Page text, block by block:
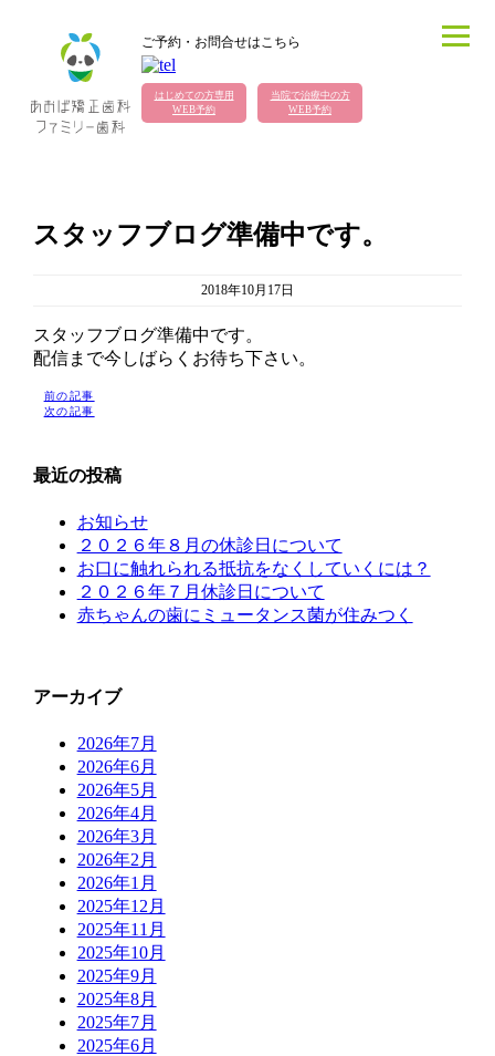
ご予約・お問合せはこちら
はじめての方専用
WEB予約
当院で治療中の方
WEB予約
スタッフブログ準備中です。
2018年10月17日
スタッフブログ準備中です。
配信まで今しばらくお待ち下さい。
前の記事
次の記事
最近の投稿
お知らせ
２０２６年８月の休診日について
お口に触れられる抵抗をなくしていくには？
２０２６年７月休診日について
赤ちゃんの歯にミュータンス菌が住みつく
アーカイブ
2026年7月
2026年6月
2026年5月
2026年4月
2026年3月
2026年2月
2026年1月
2025年12月
2025年11月
2025年10月
2025年9月
2025年8月
2025年7月
2025年6月